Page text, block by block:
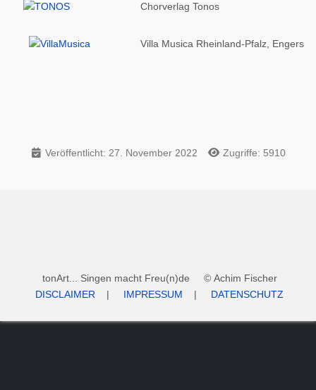
Chorverlag Tonos
Villa Musica Rheinland-Pfalz, Engers
Veröffentlicht: 27. November 2022 Zugriffe: 5910
tonArt... Singen macht Freu(n)de © Achim Fischer
DISCLAIMER | IMPRESSUM | DATENSCHUTZ